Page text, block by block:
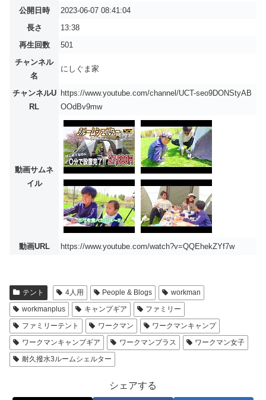
公開日時
2023-06-07 08:41:04
長さ
13:38
再生回数
501
チャンネル
名
にしぐま家
チャンネルU
RL
https://www.youtube.com/channel/UCT-seo9DONStyAB
OOdBv9mw
動画サムネ
イル
動画URL https://www.youtube.com/watch?v=QQEhekZYf7w
テント 4人用 People & Blogs
workman
workmanplus
キャンプギア
ファミリー
ファミリーテント
ワークマン
ワークマンキャンプ
ワークマンキャンプギア
ワークマンプラス
ワークマン女子
耐久撥水3ルームシェルター
シェアする